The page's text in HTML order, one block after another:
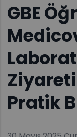
GBE
Ziyareti
Pratik